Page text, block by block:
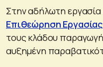
Στην αδήλωτη
Επιθεώρηση Εργασίας
τους κλάδου
αυξημένη